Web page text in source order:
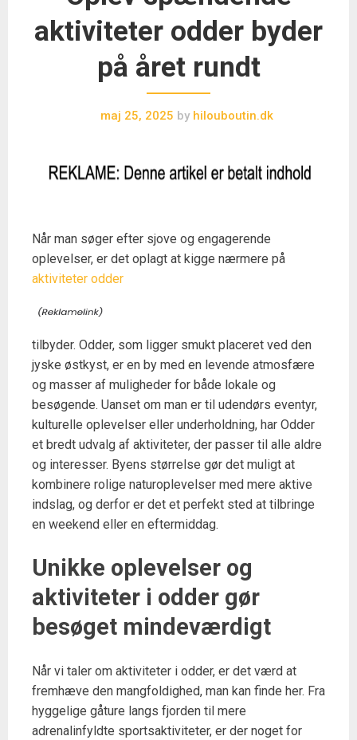
aktiviteter odder byder
på året rundt
maj 25, 2025 byhilouboutin.dk
Når man søger efter sjove og engagerende
oplevelser, er det oplagt at kigge nærmere på
aktiviteter odder
tilbyder. Odder, som ligger smukt placeret ved den
jyske østkyst, er en by med en levende atmosfære
og masser af muligheder for både lokale og
besøgende. Uanset om man er til udendørs eventyr,
kulturelle oplevelser eller underholdning, har Odder
et bredt udvalg af aktiviteter, der passer til alle aldre
og interesser. Byens størrelse gør det muligt at
kombinere rolige naturoplevelser med mere aktive
indslag, og derfor er det et perfekt sted at tilbringe
en weekend eller en eftermiddag.
Unikke oplevelser og
aktiviteter i odder gør
besøget mindeværdigt
Når vi taler om aktiviteter i odder, er det værd at
fremhæve den mangfoldighed, man kan finde her. Fra
hyggelige gåture langs fjorden til mere
adrenalinfyldte sportsaktiviteter, er der noget for